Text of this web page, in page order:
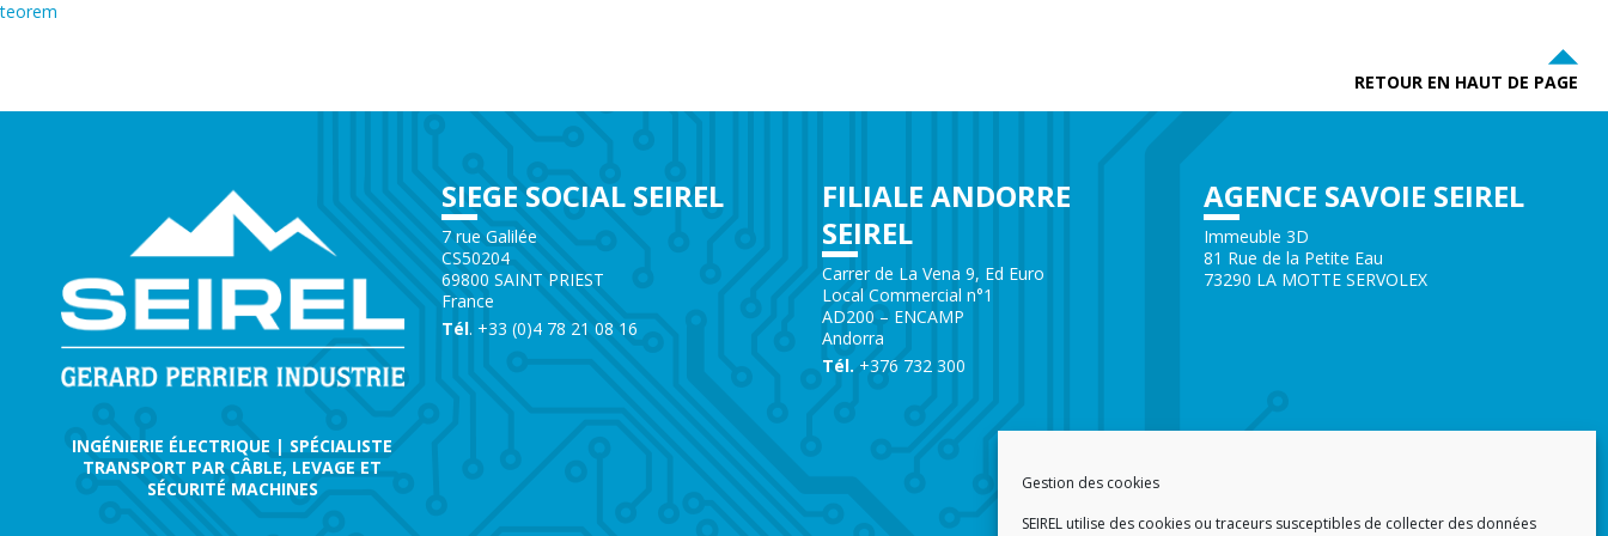
Gestion des cookies
SEIREL utilise des cookies ou traceurs susceptibles de collecter des données
teorem
RETOUR EN HAUT DE PAGE
INGÉNIERIE ÉLECTRIQUE | SPÉCIALISTE
TRANSPORT PAR CÂBLE, LEVAGE ET
SÉCURITÉ MACHINES
SIEGE SOCIAL SEIREL
7 rue Galilée
CS50204
69800 SAINT PRIEST
France
Tél. +33 (0)4 78 21 08 16
FILIALE ANDORRE
SEIREL
Carrer de La Vena 9, Ed Euro
Local Commercial n°1
AD200 – ENCAMP
Andorra
Tél. +376 732 300
AGENCE SAVOIE SEIREL
Immeuble 3D
81 Rue de la Petite Eau
73290 LA MOTTE SERVOLEX